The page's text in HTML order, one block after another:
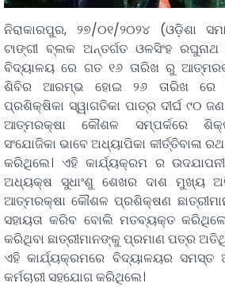
ନିରାକାରପୁର, ୨୭/୦୧/୨୦୨୪ (ଓଡ଼ିଶା
ଟାଙ୍ଗୀ ବ୍ଲକ ଅନ୍ତର୍ଗତ ଓଳସିଂହ
ବିଦ୍ୟାଳୟ ରେ ଗତ ୧୬ ତାରିଖ ରୁ
ଶିବିର ଆରମ୍ଭ ହୋଇ ୨୬ ତାରିଖ ରେ
ପ୍ରଶିକ୍ଷିକା ସ୍ୱାଗତିକା ପାତ୍ର ଦୀର୍ଘ ୯୦
ଆତ୍ମରକ୍ଷା କୌଶଳ ସମ୍ପର୍କରେ
ସଂଯୋଜିକା ଭାବେ ଅଧ୍ୟାପିକା କୀର୍ତ୍ତିବାଳା
କରିଥିଲେ। ଏହି କାର୍ଯ୍ୟକ୍ରମ ର
ଅଧ୍ୟକ୍ଷ ସୁଧାଂଶୁ ଶେଖର ଦାଶ ମୁଖ୍ୟ
ଆତ୍ମରକ୍ଷା କୌଶଳ ପ୍ରଶିକ୍ଷଣ
ସହାୟତା କରିବ ବୋଲି ମତବ୍ୟକ୍ତ
କରିଥିବା ଛାତ୍ରୀମାନଙ୍କୁ ପ୍ରମାଣ ପତ୍ର
ଏହି କାର୍ଯ୍ୟକ୍ରମରେ ବିଦ୍ୟାଳୟର ସମସ୍ତ
କର୍ମଚାରୀ ସହଯୋଗ କରିଥିଲେ।